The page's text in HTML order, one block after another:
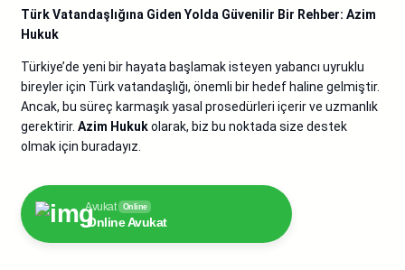
Türk Vatandaşlığına Giden Yolda Güvenilir Bir Rehber: Azim
Hukuk
Türkiye’de yeni bir hayata başlamak isteyen yabancı uyruklu
bireyler için Türk vatandaşlığı, önemli bir hedef haline gelmiştir.
Ancak, bu süreç karmaşık yasal prosedürleri içerir ve uzmanlık
gerektirir. Azim Hukukolarak, biz bu noktada size destek
olmak için buradayız.
Avukat Online
Online Avukat